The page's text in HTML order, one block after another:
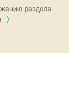
раздела